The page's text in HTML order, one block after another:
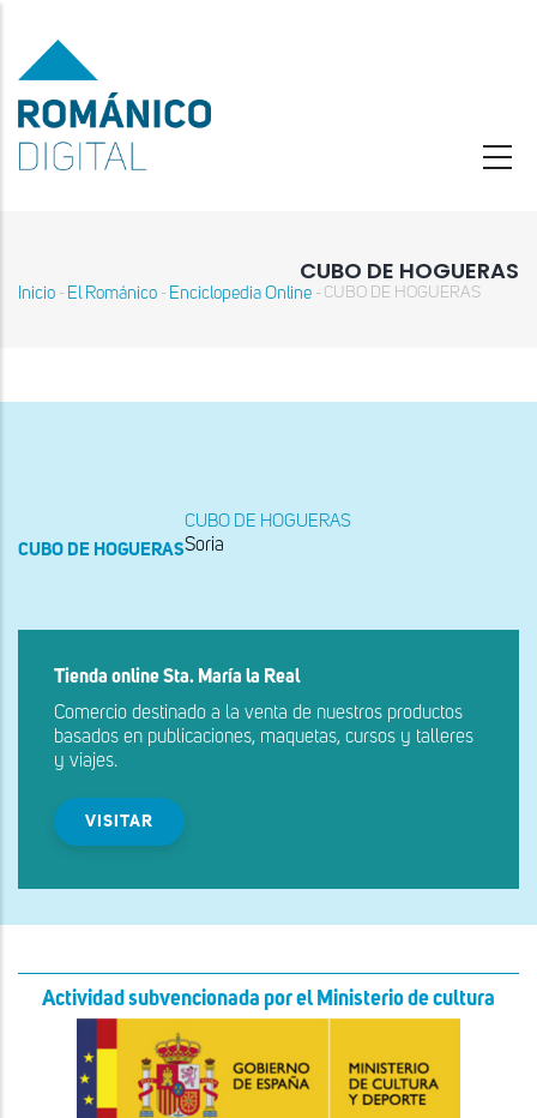
contenido
principal
CUBO DE HOGUERAS
navegación
Inicio - El Románico - Enciclopedia Online - CUBO DE HOGUERAS
CUBO DE HOGUERAS
CUBO DE HOGUERAS
Soria
Tienda online Sta. María la Real
Comercio destinado a la venta de nuestros productos
basados en publicaciones, maquetas, cursos y talleres
y viajes.
VISITAR
Actividad subvencionada por el Ministerio de cultura